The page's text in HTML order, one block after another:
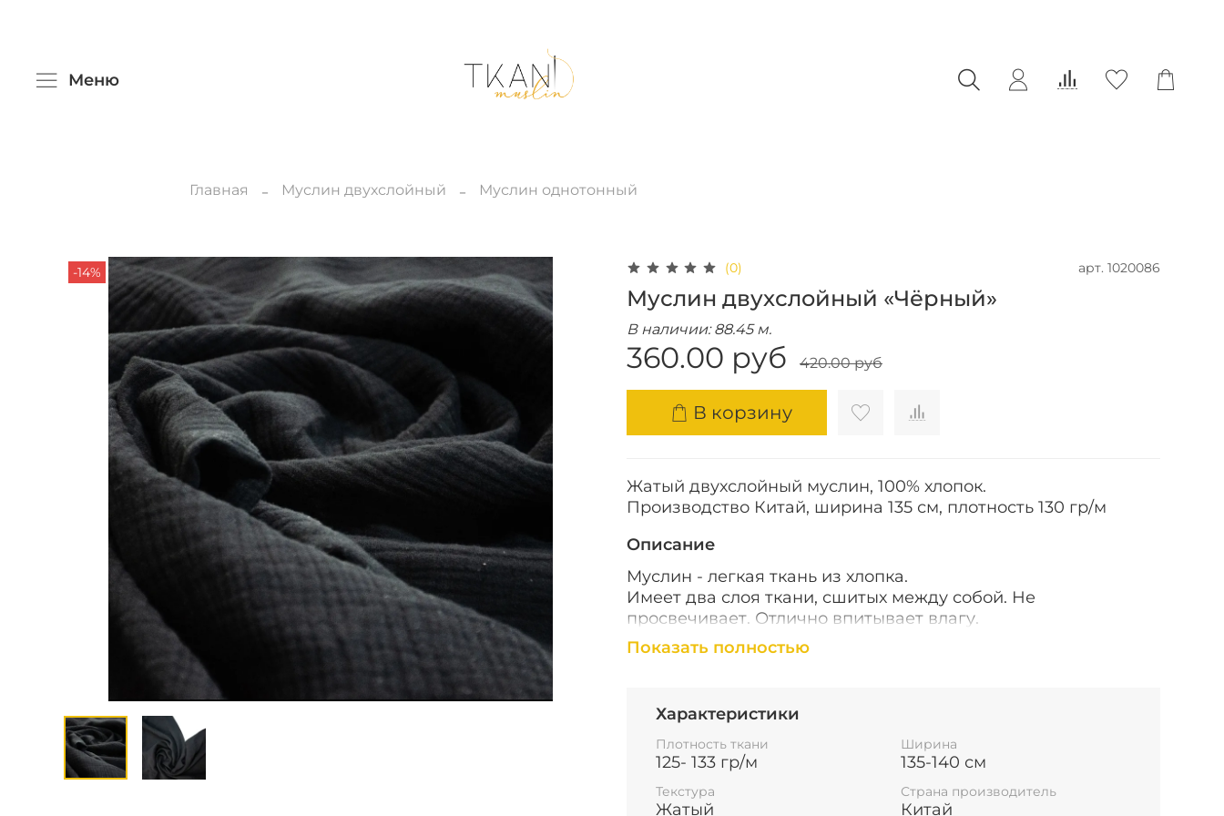
Меню
Главная Муслин двухслойный Муслин однотонный
-14% (0) арт. 1020086
Муслин двухслойный «Чёрный»
В наличии: 88.45 м.
360.00 руб 420.00 руб
В корзину
Жатый двухслойный муслин, 100% хлопок.
Производство Китай, ширина 135 см, плотность 130 гр/м
Описание
Муслин - легкая ткань из хлопка.
Имеет два слоя ткани, сшитых между собой. Не
просвечивает. Отлично впитывает влагу.
Подходит для пошива пеленок, пижам и одежды свободного
Не подходит для пошива одежды по силуэту, в обтяг- из-за
минимальной.
Показать полностью
Характеристики
Плотность ткани
125- 133 гр/м
Ширина
135-140 см
Текстура
Жатый
Страна производитель
Китай